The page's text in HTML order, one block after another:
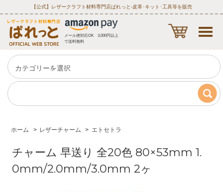
【公式】レザークラフト材料専門店ぱれっと‐皮革･キット･工具等を販売
メール便対応OK 3,000円以上
で送料無料
ホーム > レザーチャーム > エトセトラ
チャーム 早送り 全20色 80×53mm 1.
0mm/2.0mm/3.0mm 2ヶ